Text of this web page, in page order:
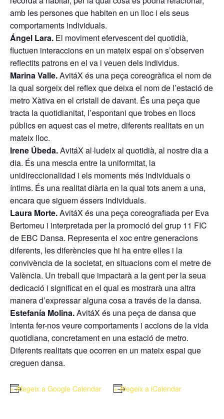
amb les persones que habiten en un lloc i els seus
comportaments individuals.
Ángel Lara. El moviment efervescent del quotidià,
fluctuen interaccions en un mateix espai on s’observen
reflectits patrons en el va i veuen dels individus.
Marina Valle.AvitáX és una peça coreogràfica el nom de
la qual sorgeix del reflex que deixa el nom de l’estació de
metro Xàtiva en el cristall de davant. És una peça que
tracta la quotidianitat, l’espontani que trobes en llocs
públics en aquest cas el metre, diferents realitats en un
mateix lloc.
Irene Úbeda.AvitáX al·ludeix al quotidià, al nostre dia a
dia. És una mescla entre la uniformitat, la
unidireccionalidad i els moments més individuals o
íntims. És una realitat diària en la qual tots anem a una,
encara que siguem éssers individuals.
Laura Morte.AvitáX és una peça coreografiada per Eva
Bertomeu i interpretada per la promoció del grup 11 FIC
de EBC Dansa. Representa el xoc entre generacions
diferents, les diferències que hi ha entre elles i la
convivència de la societat, en situacions com el metre de
València. Un treball que impactarà a la gent per la seua
dedicació i significat en el qual es mostrarà una altra
manera d’expressar alguna cosa a través de la dansa.
Estefanía Molina.AvitáX és una peça de dansa que
intenta fer-nos veure comportaments i accions de la vida
quotidiana, concretament en una estació de metro.
Diferents realitats que ocorren en un mateix espai que
creguen dansa.
+ Afegeix a Google Calendar + Afegeix a iCalendar